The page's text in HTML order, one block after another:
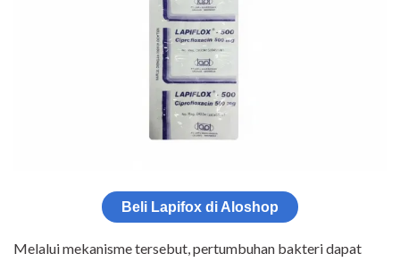
Beli Lapifox di Aloshop
Melalui mekanisme tersebut, pertumbuhan bakteri dapat